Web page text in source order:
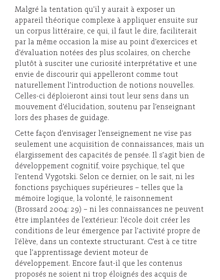
Malgré la tentation qu’il y aurait à exposer un
appareil théorique complexe à appliquer ensuite sur
un corpus littéraire, ce qui, il faut le dire, faciliterait
par la même occasion la mise au point d’exercices et
d’évaluation notées des plus scolaires, on cherche
plutôt à susciter une curiosité interprétative et une
envie de discourir qui appelleront comme tout
naturellement l’introduction de notions nouvelles.
Celles-ci déploieront ainsi tout leur sens dans un
mouvement d’élucidation, soutenu par l’enseignant
lors des phases de guidage.
Cette façon d’envisager l’enseignement ne vise pas
seulement une acquisition de connaissances, mais un
élargissement des capacités de pensée. Il s’agit bien de
développement cognitif, voire psychique, tel que
l’entend Vygotski. Selon ce dernier, on le sait, ni les
fonctions psychiques supérieures – telles que la
mémoire logique, la volonté, le raisonnement
(Brossard 2004: 29) – ni les connaissances ne peuvent
être implantées de l’extérieur: l’école doit créer les
conditions de leur émergence par l’activité propre de
l’élève, dans un contexte structurant. C’est à ce titre
que l’apprentissage devient moteur de
développement. Encore faut-il que les contenus
proposés ne soient ni trop éloignés des acquis de